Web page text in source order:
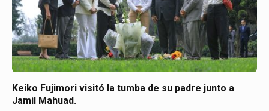
Keiko Fujimori visitó la tumba de su padre junto a
Jamil Mahuad.